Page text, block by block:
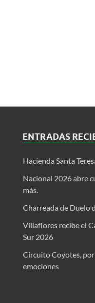
ENTRADAS
Hacienda Santa
Nacional 2026 abre
más.
Charreada de Duelo
Villaflores recibe el
Sur 2026
Circuito Coyotes,
emociones